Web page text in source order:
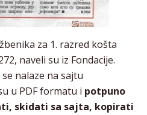
za 1. razred košta
naveli su iz Fondacije.
nalaze na sajtu
u PDF formatu i potpuno
skidati sa sajta, kopirati